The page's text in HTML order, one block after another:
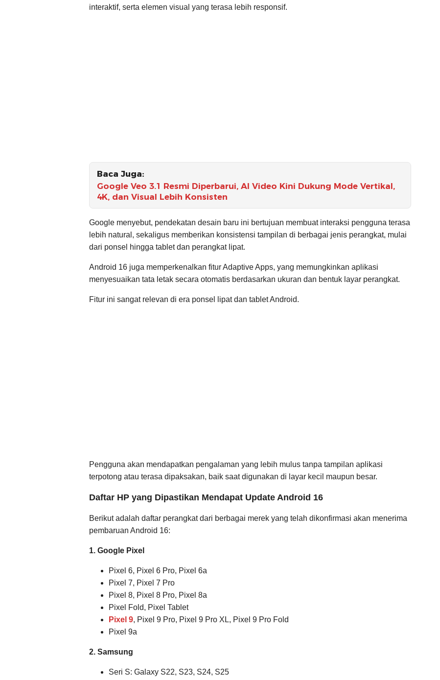
interaktif, serta elemen visual yang terasa lebih responsif.
Baca Juga:
Google Veo 3.1 Resmi Diperbarui, AI Video Kini Dukung Mode Vertikal,
4K, dan Visual Lebih Konsisten
Google menyebut, pendekatan desain baru ini bertujuan membuat interaksi pengguna terasa
lebih natural, sekaligus memberikan konsistensi tampilan di berbagai jenis perangkat, mulai
dari ponsel hingga tablet dan perangkat lipat.
Android 16 juga memperkenalkan fitur Adaptive Apps, yang memungkinkan aplikasi
menyesuaikan tata letak secara otomatis berdasarkan ukuran dan bentuk layar perangkat.
Fitur ini sangat relevan di era ponsel lipat dan tablet Android.
Pengguna akan mendapatkan pengalaman yang lebih mulus tanpa tampilan aplikasi
terpotong atau terasa dipaksakan, baik saat digunakan di layar kecil maupun besar.
Daftar HP yang Dipastikan Mendapat Update Android 16
Berikut adalah daftar perangkat dari berbagai merek yang telah dikonfirmasi akan menerima
pembaruan Android 16:
1. Google Pixel
Pixel 6, Pixel 6 Pro, Pixel 6a
Pixel 7, Pixel 7 Pro
Pixel 8, Pixel 8 Pro, Pixel 8a
Pixel Fold, Pixel Tablet
Pixel 9, Pixel 9 Pro, Pixel 9 Pro XL, Pixel 9 Pro Fold
Pixel 9a
2. Samsung
Seri S: Galaxy S22, S23, S24, S25